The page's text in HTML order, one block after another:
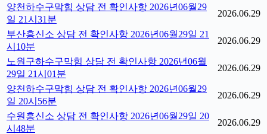
양천하수구막힘 상담 전 확인사항 2026년06월29
일 21시31분
2026.06.29
부산흥신소 상담 전 확인사항 2026년06월29일 21
시10분
2026.06.29
노원구하수구막힘 상담 전 확인사항 2026년06월
29일 21시01분
2026.06.29
양천하수구막힘 상담 전 확인사항 2026년06월29
일 20시56분
2026.06.29
수원흥신소 상담 전 확인사항 2026년06월29일 20
시48분
2026.06.29